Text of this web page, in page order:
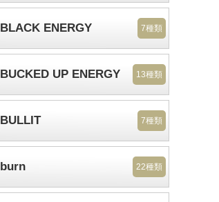
BLACK ENERGY 7種類
BUCKED UP ENERGY 13種類
BULLIT 7種類
burn 22種類